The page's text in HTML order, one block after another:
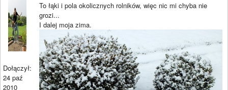
Dołączył:
24 paź
2010
To łąki i pola okolicznych rolników, więc nic mi chyba nie
grozi...
I dalej moja zima.